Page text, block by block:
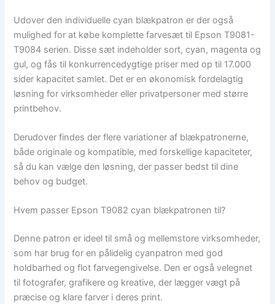
Udover den individuelle cyan blækpatron er der også
mulighed for at købe komplette farvesæt til Epson T9081-
T9084 serien. Disse sæt indeholder sort, cyan, magenta og
gul, og fås til konkurrencedygtige priser med op til 17.000
sider kapacitet samlet. Det er en økonomisk fordelagtig
løsning for virksomheder eller privatpersoner med større
printbehov.
Derudover findes der flere variationer af blækpatronerne,
både originale og kompatible, med forskellige kapaciteter,
så du kan vælge den løsning, der passer bedst til dine
behov og budget.
Hvem passer Epson T9082 cyan blækpatronen til?
Denne patron er ideel til små og mellemstore virksomheder,
som har brug for en pålidelig cyanpatron med god
holdbarhed og flot farvegengivelse. Den er også velegnet
til fotografer, grafikere og kreative, der lægger vægt på
præcise og klare farver i deres print.